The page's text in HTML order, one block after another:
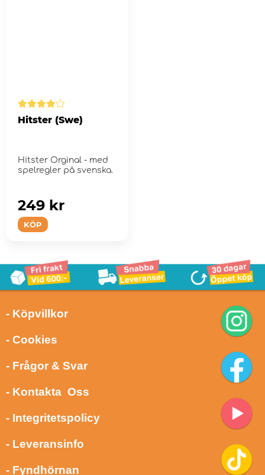
Hitster (Swe)
Hitster Orginal - med
spelregler på svenska.
KÖP
249 kr
- Köpvillkor
- Cookies
- Frågor & Svar
- Kontakta Oss
- Integritetspolicy
- Leveransinfo
- Fyndhörnan